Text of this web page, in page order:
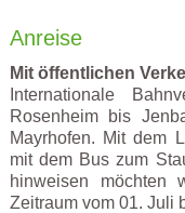
Anreise
Mit öffentlichen
Internationale
Rosenheim bis
Mayrhofen. Mit dem
mit dem Bus zum
hinweisen möchten
Zeitraum vom 01. Juli